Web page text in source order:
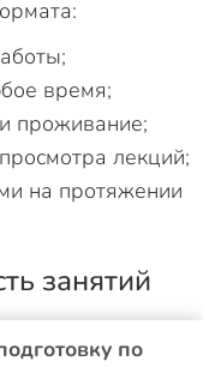
время;
проживание;
лекций;
на протяжении
занятий
по